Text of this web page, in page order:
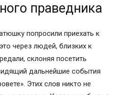
праведника
попросили приехать к
через людей, близких к
склоняя посетить
дальнейшие события
Этих слов никто не